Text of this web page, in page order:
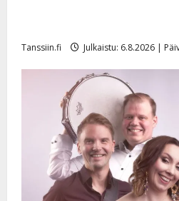
Tanssiin.fi Julkaistu: 6.8.2026 |